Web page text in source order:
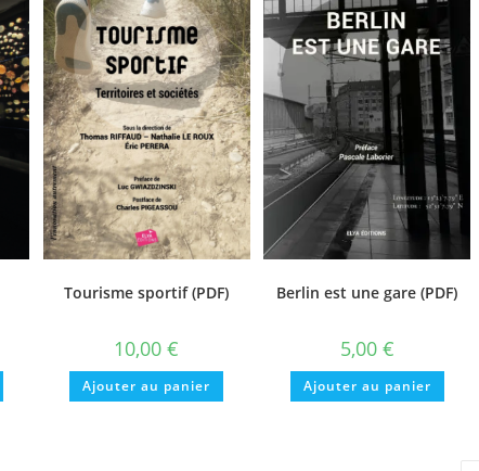
Tourisme sportif (PDF)
10,00€
Ajouter au panier
Berlin est une gare (PDF)
5,00 €
Ajouter au panier